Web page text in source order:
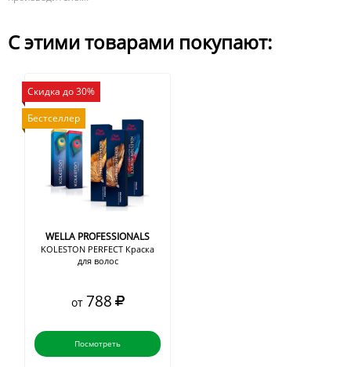
С этими товарами покупают:
Скидка до 30%
Бестселлер
WELLA PROFESSIONALS
KOLESTON PERFECT Краска
для волос
от 788
Посмотреть